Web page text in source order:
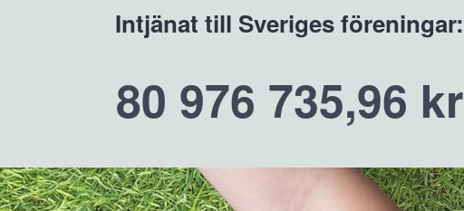
Intjänat till Sveriges föreningar:
80 976 735,96 kr